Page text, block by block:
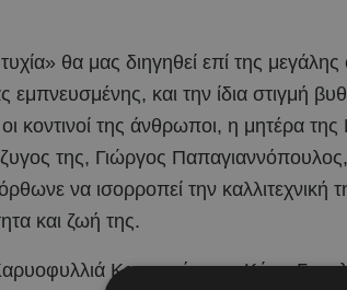
θα μας διηγηθεί επί της
εμπνευσμένης, και την ίδια στιγμή
κοντινοί της άνθρωποι, η μητέρα
της, Γιώργος
να ισορροπεί την καλλιτεχνική
και ζωή της.
Καραμπέτη και Κάτια